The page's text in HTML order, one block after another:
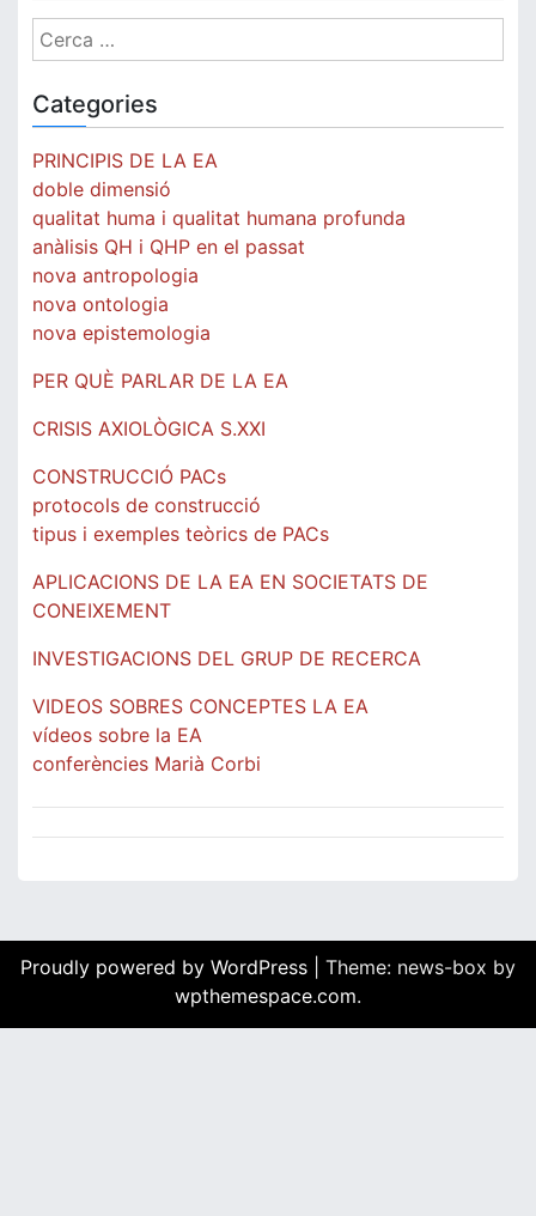
Cerca:
Categories
PRINCIPIS DE LA EA
doble dimensió
qualitat huma i qualitat humana profunda
anàlisis QH i QHP en el passat
nova antropologia
nova ontologia
nova epistemologia
PER QUÈ PARLAR DE LA EA
CRISIS AXIOLÒGICA S.XXI
CONSTRUCCIÓ PACs
protocols de construcció
tipus i exemples teòrics de PACs
APLICACIONS DE LA EA EN SOCIETATS DE
CONEIXEMENT
INVESTIGACIONS DEL GRUP DE RECERCA
VIDEOS SOBRES CONCEPTES LA EA
vídeos sobre la EA
conferències Marià Corbi
Proudly powered by WordPress
Theme: news-box by
wpthemespace.com.